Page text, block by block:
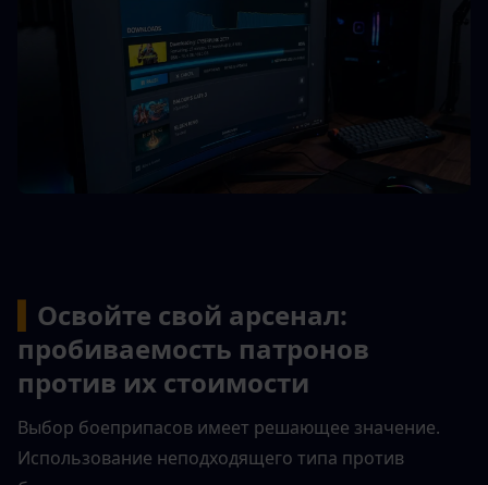
Освойте свой арсенал:
пробиваемость патронов
против их стоимости
Выбор боеприпасов имеет решающее значение.
Использование неподходящего типа против